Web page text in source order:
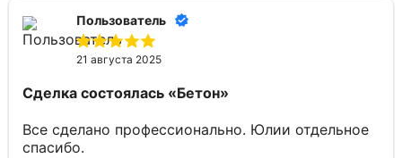
Пользователь
21 августа 2025
Сделка состоялась «Бетон»
Все сделано профессионально. Юлии отдельное
спасибо.